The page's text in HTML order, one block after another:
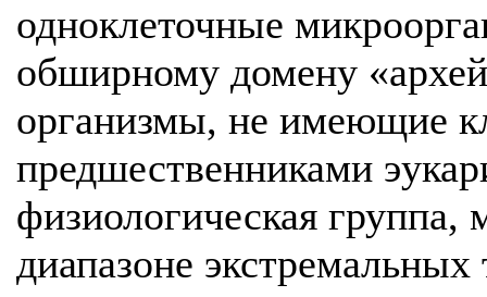
одноклеточные
обширному домену
организмы, не имеющие
предшественниками
физиологическая группа,
диапазоне